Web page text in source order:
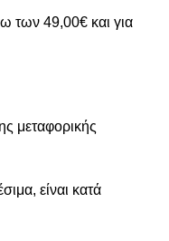
των 49,00€ και για
μεταφορικής
είναι κατά